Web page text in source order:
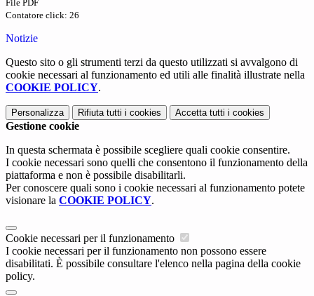
File PDF
Contatore click: 26
Notizie
Questo sito o gli strumenti terzi da questo utilizzati si avvalgono di
cookie necessari al funzionamento ed utili alle finalità illustrate nella
COOKIE POLICY.
Personalizza Rifiuta tutti i cookies Accetta tutti i cookies
Gestione cookie
In questa schermata è possibile scegliere quali cookie consentire.
I cookie necessari sono quelli che consentono il funzionamento della
piattaforma e non è possibile disabilitarli.
Per conoscere quali sono i cookie necessari al funzionamento potete
visionare la COOKIE POLICY.
Cookie necessari per il funzionamento
I cookie necessari per il funzionamento non possono essere
disabilitati. È possibile consultare l'elenco nella pagina della cookie
policy.